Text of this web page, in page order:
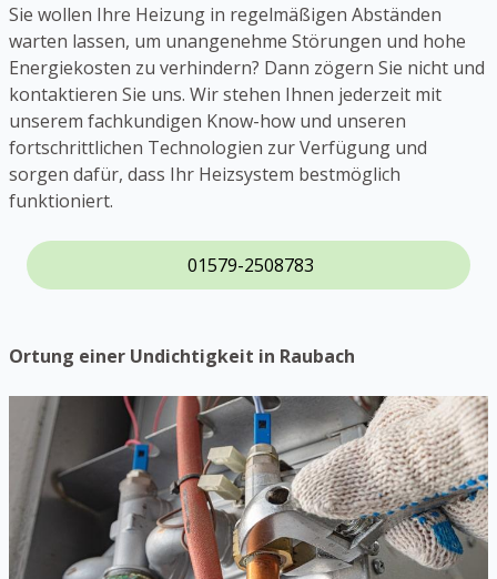
Sie wollen Ihre Heizung in regelmäßigen Abständen
warten lassen, um unangenehme Störungen und hohe
Energiekosten zu verhindern? Dann zögern Sie nicht und
kontaktieren Sie uns. Wir stehen Ihnen jederzeit mit
unserem fachkundigen Know-how und unseren
fortschrittlichen Technologien zur Verfügung und
sorgen dafür, dass Ihr Heizsystem bestmöglich
funktioniert.
01579-2508783
Ortung einer Undichtigkeit in Raubach